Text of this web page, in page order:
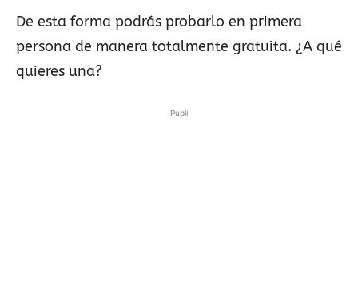
De esta forma podrás probarlo en primera
persona de manera totalmente gratuita. ¿A qué
quieres una?
Publi